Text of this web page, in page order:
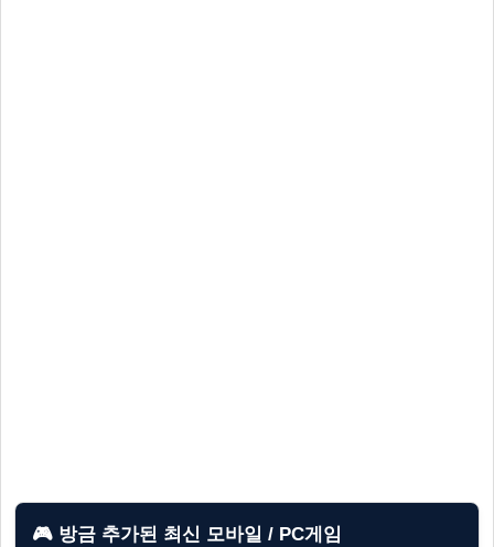
🎮 방금 추가된 최신 모바일 / PC게임